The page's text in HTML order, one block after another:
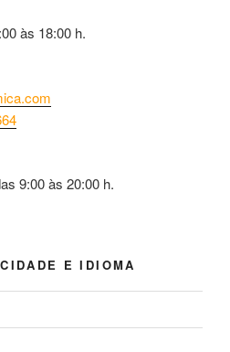
às 18:00 h.
9:00 às 20:00 h.
E IDIOMA